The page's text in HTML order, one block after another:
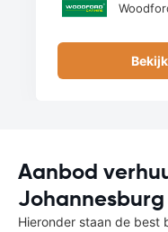
Aanbod
Hieronder staan de best